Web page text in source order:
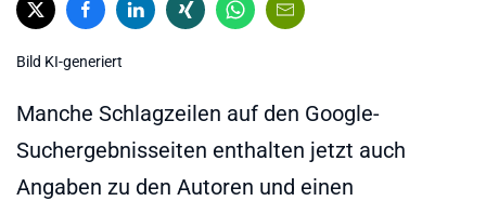
Bild KI-generiert
Manche Schlagzeilen auf den Google-
Suchergebnisseiten enthalten jetzt auch
Angaben zu den Autoren und einen